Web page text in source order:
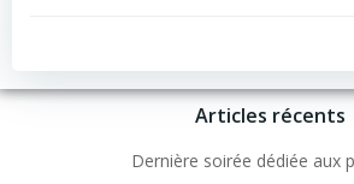
Articles récents
Dernière soirée dédiée aux